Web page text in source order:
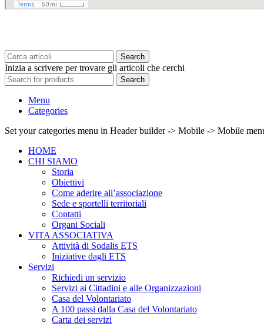
Search
Inizia a scrivere per trovare gli articoli che cerchi
Search
Menu
Categories
Set your categories menu in Header builder -> Mobile -> Mobile
HOME
CHI SIAMO
Storia
Obiettivi
Come aderire all’associazione
Sede e sportelli territoriali
Contatti
Organi Sociali
VITA ASSOCIATIVA
Attività di Sodalis ETS
Iniziative dagli ETS
Servizi
Richiedi un servizio
Servizi ai Cittadini e alle Organizzazioni
Casa del Volontariato
A 100 passi dalla Casa del Volontariato
Carta dei servizi